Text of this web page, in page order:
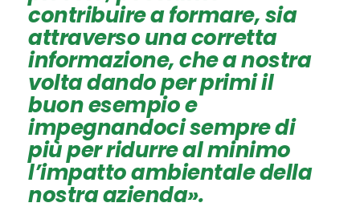
contribuire a formare, sia
attraverso una corretta
informazione, che a nostra
volta dando per primi il
buon esempio e
impegnandoci sempre di
più per ridurre al minimo
l’impatto ambientale della
nostra azienda».